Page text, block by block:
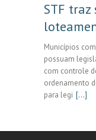
STF
Municípios
possuam
com controle
ordenamento
para legi [...]